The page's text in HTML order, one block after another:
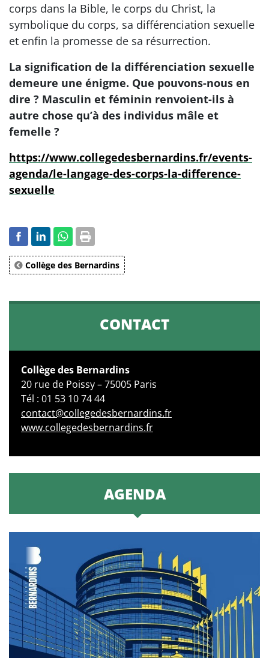
corps dans la Bible, le corps du Christ, la
symbolique du corps, sa différenciation sexuelle
et enfin la promesse de sa résurrection.
La signification de la différenciation sexuelle
demeure une énigme. Que pouvons-nous en
dire ? Masculin et féminin renvoient-ils à
autre chose qu’à des individus mâle et
femelle ?
https://www.collegedesbernardins.fr/events-
agenda/le-langage-des-corps-la-difference-
sexuelle
Collège des Bernardins
CONTACT
Collège des Bernardins
20 rue de Poissy – 75005 Paris
Tél : 01 53 10 74 44
contact@collegedesbernardins.fr
www.collegedesbernardins.fr
AGENDA